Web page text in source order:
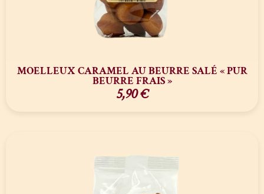
MOELLEUX CARAMEL AU BEURRE SALÉ « PUR
BEURRE FRAIS »
5,90€